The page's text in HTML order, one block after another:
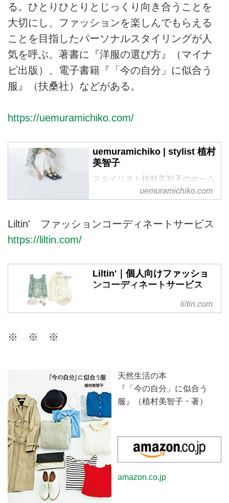
る。ひとりひとりとじっくり向き合うことを
大切にし、ファッションを楽しんでもらえる
ことを目指したパーソナルスタイリングが人
気を呼ぶ。著書に『洋服の選び方』（マイナ
ビ出版）、電子書籍『「今の自分」に似合う
服』（扶桑社）などがある。
https://uemuramichiko.com/
uemuramichiko | stylist 植村
美智子
スタイリスト植村美智子のホーム
ページです。uemuramichiko.com
Liltin' ファッションコーディネートサービス
https://liltin.com/
Liltin'｜個人向けファッショ
ンコーディネートサービス
リルティンは、個人の方が日頃の
ファッションに関するお悩みを相
しむお手伝いをいたします。
liltin.com
※ ※ ※
天然生活の本
『「今の自分」に似合う
服』（植村美智子・著）
amazon.co.jp